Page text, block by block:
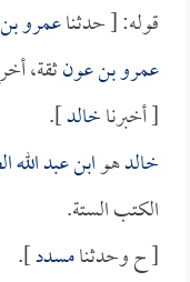
قوله: [ حدثناعمرو
عمرو بن عونثقة،
[ أخبرناخالد].
خالدهوابن عبد
الكتب الستة.
[ ح وحدثنامسدد].